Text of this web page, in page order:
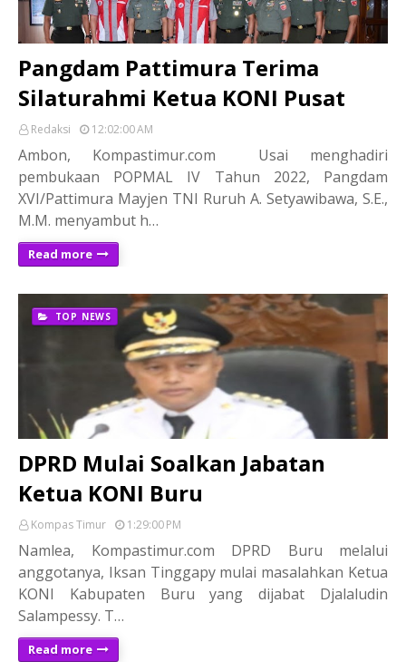
Pangdam Pattimura Terima
Silaturahmi Ketua KONI Pusat
Redaksi 12:02:00 AM
Ambon, Kompastimur.com Usai menghadiri
pembukaan POPMAL IV Tahun 2022, Pangdam
XVI/Pattimura Mayjen TNI Ruruh A. Setyawibawa, S.E.,
M.M. menyambut h…
Read more
TOP NEWS
DPRD Mulai Soalkan Jabatan
Ketua KONI Buru
Kompas Timur 1:29:00 PM
Namlea, Kompastimur.com DPRD Buru melalui
anggotanya, Iksan Tinggapy mulai masalahkan Ketua
KONI Kabupaten Buru yang dijabat Djalaludin
Salampessy. T…
Read more